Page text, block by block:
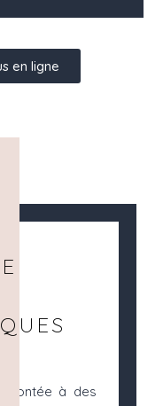
en ligne
à des